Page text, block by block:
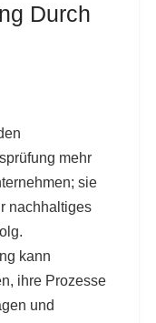
Durch
mehr
sie
nachhaltiges
kann
ihre Prozesse
und